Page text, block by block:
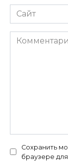
Сайт
Комментарий
Сохранить
браузере